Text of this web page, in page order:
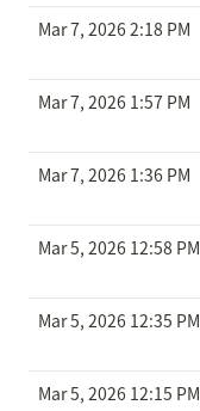
Mar 7, 2026 2:18 PM
Mar 7, 2026 1:57 PM
Mar 7, 2026 1:36 PM
Mar 5, 2026 12:58 PM
Mar 5, 2026 12:35 PM
Mar 5, 2026 12:15 PM